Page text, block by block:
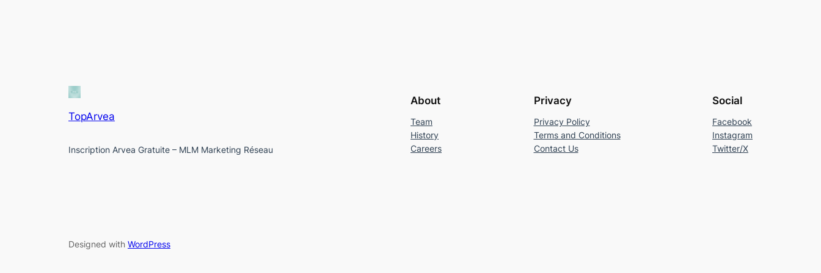
TopArvea
Inscription Arvea Gratuite – MLM Marketing Réseau
About
Team
History
Careers
Privacy
Privacy Policy
Terms and Conditions
Contact Us
Social
Facebook
Instagram
Twitter/X
Designed with WordPress